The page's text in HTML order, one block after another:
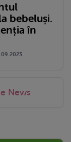
bebeluși.
în
News